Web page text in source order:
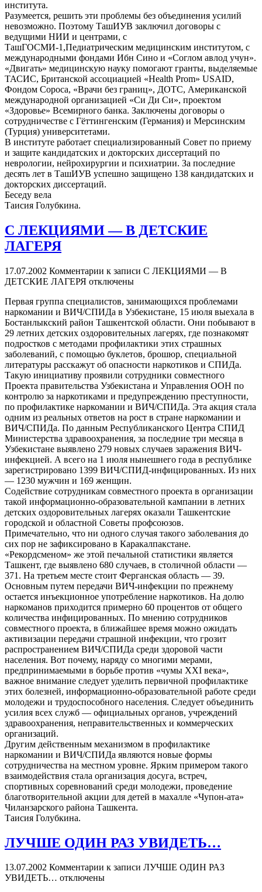
института.
Разумеется, решить эти проблемы без объединения усилий
невозможно. Поэтому ТашИУВ заключил договоры с
ведущими НИИ и центрами, с
ТашГОСМИ-1,Педиатрическим медицинским институтом, с
международными фондами Ибн Сино и «Соглом авлод учун».
«Двигать» медицинскую науку помогают гранты, выделяемые
ТАСИС, Британской ассоциацией «Health Prom» USAID,
Фондом Сороса, «Врачи без границ», ДОТС, Американской
международной организацией «Си Ди Си», проектом
«Здоровье» Всемирного банка. Заключены договоры о
сотрудничестве с Гёттингенским (Германия) и Мерсинским
(Турция) университетами.
В институте работает специализированный Совет по приему
и защите кандидатских и докторских диссертаций по
неврологии, нейрохирургии и психиатрии. За последние
десять лет в ТашИУВ успешно защищено 138 кандидатских и
докторских диссертаций.
Беседу вела
Таисия Голубкина.
С ЛЕКЦИЯМИ — В ДЕТСКИЕ
ЛАГЕРЯ
17.07.2002 Комментарии к записи С ЛЕКЦИЯМИ — В
ДЕТСКИЕ ЛАГЕРЯ отключены
Первая группа специалистов, занимающихся проблемами
наркомании и ВИЧ/СПИДа в Узбекистане, 15 июля выехала в
Бостанлыкский район Ташкентской области. Они побывают в
29 летних детских оздоровительных лагерях, где познакомят
подростков с методами профилактики этих страшных
заболеваний, с помощью буклетов, брошюр, специальной
литературы расскажут об опасности наркотиков и СПИДа.
Такую инициативу проявили сотрудники совместного
Проекта правительства Узбекистана и Управления ООН по
контролю за наркотиками и предупреждению преступности,
по профилактике наркомании и ВИЧ/СПИДа. Эта акция стала
одним из реальных ответов на рост в стране наркомании и
ВИЧ/СПИДа. По данным Республиканского Центра СПИД
Министерства здравоохранения, за последние три месяца в
Узбекистане выявлено 279 новых случаев заражения ВИЧ-
инфекцией. А всего на 1 июля нынешнего года в республике
зарегистрировано 1399 ВИЧ/СПИД-инфицированных. Из них
— 1230 мужчин и 169 женщин.
Содействие сотрудникам совместного проекта в организации
такой информационно-образовательной кампании в летних
детских оздоровительных лагерях оказали Ташкентские
городской и областной Советы профсоюзов.
Примечательно, что ни одного случая такого заболевания до
сих пор не зафиксировано в Каракалпакстане.
«Рекордсменом» же этой печальной статистики является
Ташкент, где выявлено 680 случаев, в столичной области —
371. На третьем месте стоит Ферганская область — 39.
Основным путем передачи ВИЧ-инфекции по прежнему
остается инъекционное употребление наркотиков. На долю
наркоманов приходится примерно 60 процентов от общего
количества инфицированных. По мнению сотрудников
совместного проекта, в ближайшее время можно ожидать
активизации передачи страшной инфекции, что грозит
распространением ВИЧ/СПИДа среди здоровой части
населения. Вот почему, наряду со многими мерами,
предпринимаемыми в борьбе против «чумы ХХI века»,
важное внимание следует уделить первичной профилактике
этих болезней, информационно-образовательной работе среди
молодежи и трудоспособного населения. Следует объединить
усилия всех служб — официальных органов, учреждений
здравоохранения, неправительственных и коммерческих
организаций.
Другим действенным механизмом в профилактике
наркомании и ВИЧ/СПИДа являются новые формы
сотрудничества на местном уровне. Ярким примером такого
взаимодействия стала организация досуга, встреч,
спортивных соревнований среди молодежи, проведение
благотворительной акции для детей в махалле «Чупон-ата»
Чиланзарского района Ташкента.
Таисия Голубкина.
ЛУЧШЕ ОДИН РАЗ УВИДЕТЬ…
13.07.2002 Комментарии к записи ЛУЧШЕ ОДИН РАЗ
УВИДЕТЬ… отключены